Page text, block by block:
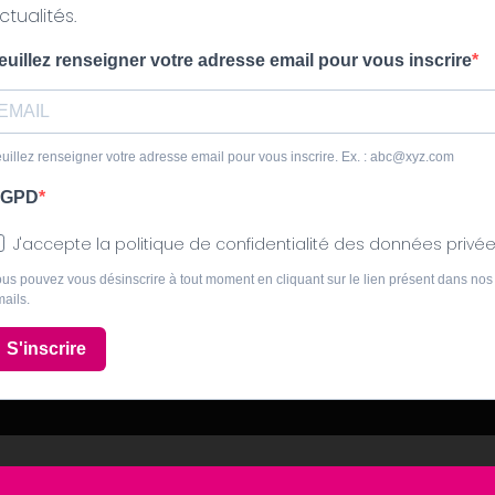
renseigner votre adresse email pour vous inscrire
renseigner votre adresse email pour vous inscrire. Ex. : abc@xyz.com
J'accepte la politique de confidentialité des données
pouvez vous désinscrire à tout moment en cliquant sur le lien présent dans nos
S'inscrire